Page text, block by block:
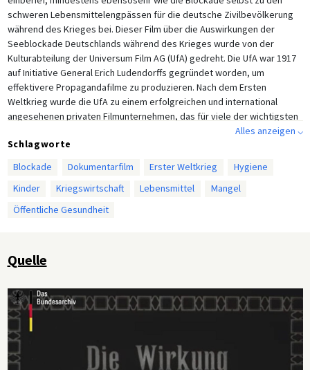
schweren Lebensmittelengpässen für die deutsche Zivilbevölkerung
während des Krieges bei. Dieser Film über die Auswirkungen der
Seeblockade Deutschlands während des Krieges wurde von der
Kulturabteilung der Universum Film AG (UfA) gedreht. Die UfA war 1917
auf Initiative General Erich Ludendorffs gegründet worden, um
effektivere Propagandafilme zu produzieren. Nach dem Ersten
Weltkrieg wurde die UfA zu einem erfolgreichen und international
angesehenen privaten Filmunternehmen, das für viele der wichtigsten
Filmproduktionen der Weimarer Republik stand. Dieser Lehrfilm
erschien 1921, mehrere Jahre nach Kriegsende und dem Ende der
Versailler Vertrags im Juni 1919 aufgehoben). Anhand erschütternder
Dokumentaraufnahmen wiederholt der Film die Propagandathemen aus
Kriegszeiten, wonach Großbritannien und seine Verbündeten deutsche
und der schwere Hunger, unter denen viele Deutsche litten, nur zum
ineffiziente Verteilung der Lebensmittel in den Städten und das Horden
von Vorräten verschlimmerten die Lage erheblich.
Alles anzeigen ⌵
Schlagworte
Blockade
Dokumentarfilm Erster Weltkrieg
Hygiene
Kinder
Kriegswirtschaft Lebensmittel
Mangel
Öffentliche Gesundheit
Quelle